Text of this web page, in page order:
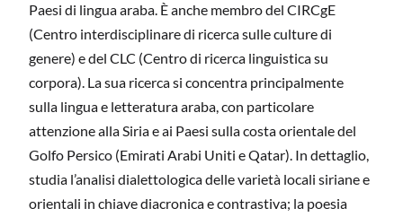
Paesi di lingua araba. È anche membro del CIRCgE
(Centro interdisciplinare di ricerca sulle culture di
genere) e del CLC (Centro di ricerca linguistica su
corpora). La sua ricerca si concentra principalmente
sulla lingua e letteratura araba, con particolare
attenzione alla Siria e ai Paesi sulla costa orientale del
Golfo Persico (Emirati Arabi Uniti e Qatar). In dettaglio,
studia l’analisi dialettologica delle varietà locali siriane e
orientali in chiave diacronica e contrastiva; la poesia